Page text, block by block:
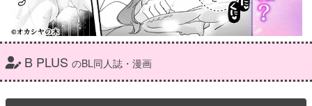
B PLUS のBL同人誌・漫画